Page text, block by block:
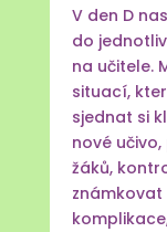
V den D
do
na učitele.
situací,
sjednat si
nové
žáků,